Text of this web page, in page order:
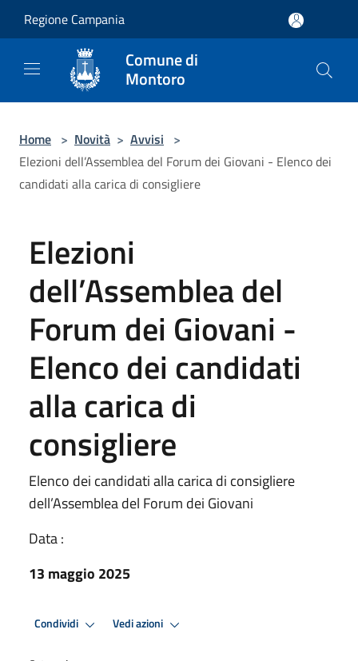
Regione Campania
Comune di
Montoro
Home > Novità > Avvisi >
Elezioni dell’Assemblea del Forum dei Giovani - Elenco dei
candidati alla carica di consigliere
Elezioni
dell’Assemblea del
Forum dei Giovani -
Elenco dei candidati
alla carica di
consigliere
Elenco dei candidati alla carica di consigliere
dell’Assemblea del Forum dei Giovani
Data :
13 maggio 2025
Condividi Vedi azioni